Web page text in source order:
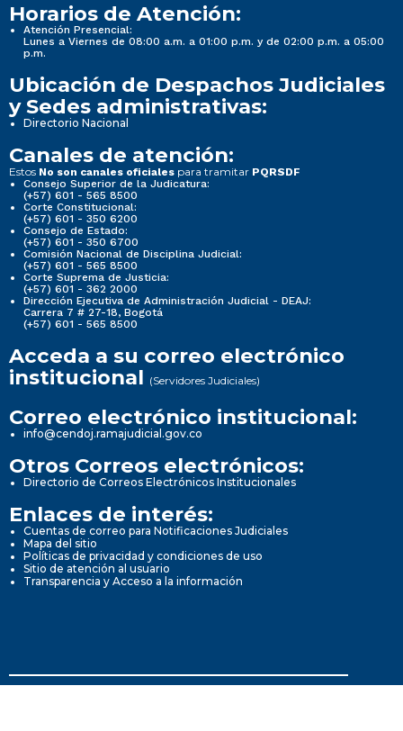
Horarios de Atención:
Atención Presencial:
Lunes a Viernes de 08:00 a.m. a 01:00 p.m. y de 02:00 p.m. a 05:00
p.m.
Ubicación de Despachos Judiciales
y Sedes administrativas:
Directorio Nacional
Canales de atención:
Estos No son canales oficiales para tramitar PQRSDF
Consejo Superior de la Judicatura:
(+57) 601 - 565 8500
Corte Constitucional:
(+57) 601 - 350 6200
Consejo de Estado:
(+57) 601 - 350 6700
Comisión Nacional de Disciplina Judicial:
(+57) 601 - 565 8500
Corte Suprema de Justicia:
(+57) 601 - 362 2000
Dirección Ejecutiva de Administración Judicial - DEAJ:
Carrera 7 # 27-18, Bogotá
(+57) 601 - 565 8500
Acceda a su correo electrónico
institucional (Servidores Judiciales)
Correo electrónico institucional:
info@cendoj.ramajudicial.gov.co
Otros Correos electrónicos:
Directorio de Correos Electrónicos Institucionales
Enlaces de interés:
Cuentas de correo para Notificaciones Judiciales
Mapa del sitio
Políticas de privacidad y condiciones de uso
Sitio de atención al usuario
Transparencia y Acceso a la información